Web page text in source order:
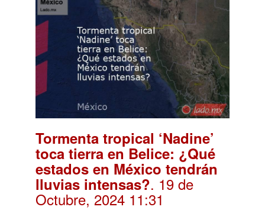
Tormenta tropical ‘Nadine’
toca tierra en Belice: ¿Qué
estados en México tendrán
lluvias intensas?. 19 de
Octubre, 2024 11:31